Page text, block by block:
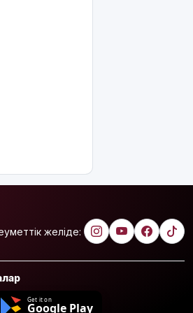
желіде:
Get it on
Google Play